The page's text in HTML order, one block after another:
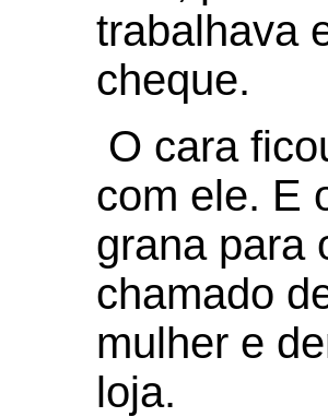
trabalhava
cheque.
O cara
com ele. E
grana para
chamado
mulher e
loja.